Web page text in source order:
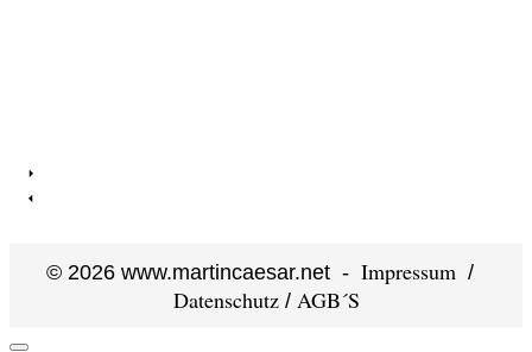
© 2026 www.martincaesar.net - Impressum /
Datenschutz/ AGB´S